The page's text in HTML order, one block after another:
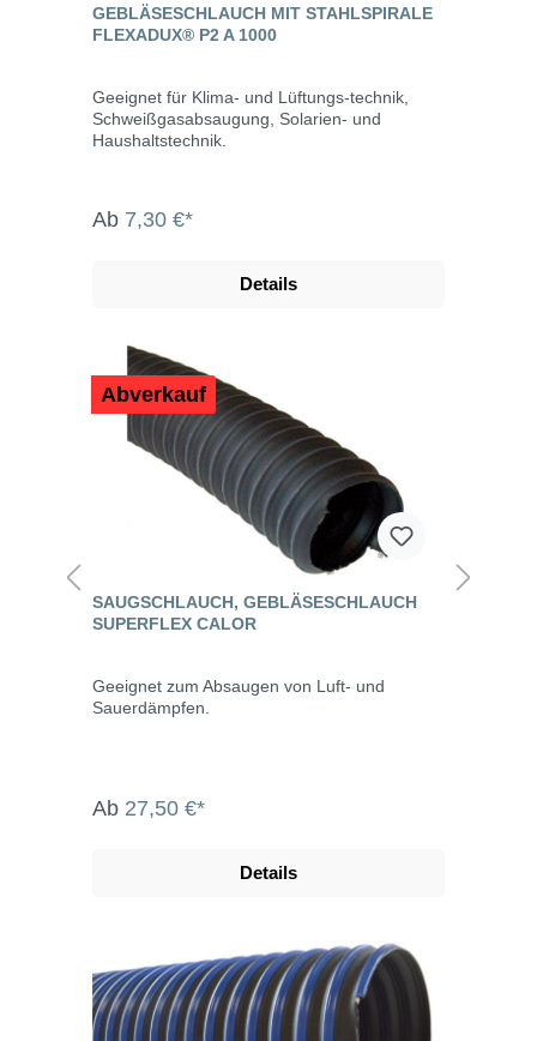
GEBLÄSESCHLAUCH MIT STAHLSPIRALE
FLEXADUX® P2 A 1000
Geeignet für Klima- und Lüftungs-technik,
Schweißgasabsaugung, Solarien- und
Haushaltstechnik.
Ab 7,30 €*
Details
Abverkauf
SAUGSCHLAUCH, GEBLÄSESCHLAUCH
SUPERFLEX CALOR
Geeignet zum Absaugen von Luft- und
Sauerdämpfen.
Ab 27,50 €*
Details